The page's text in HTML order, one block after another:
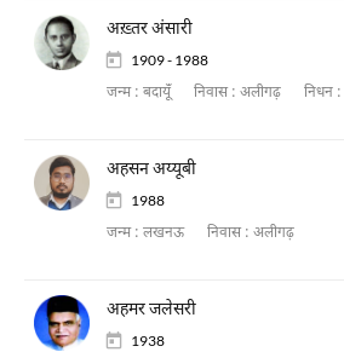
अख़्तर अंसारी
1909 - 1988
जन्म : बदायूँ निवास : अलीगढ़ निधन :
अहसन अय्यूबी
1988
जन्म : लखनऊ निवास : अलीगढ़
अहमर जलेसरी
1938